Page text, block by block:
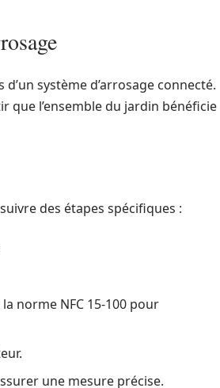
système d’arrosage connecté.
l’ensemble du jardin bénéficie
des étapes spécifiques :
norme NFC 15-100 pour
une mesure précise.